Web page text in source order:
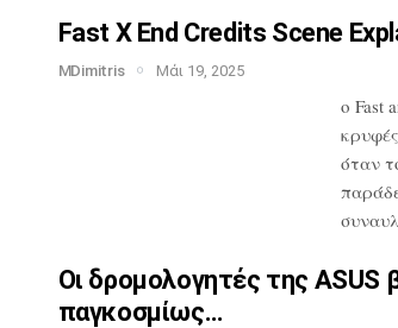
Fast X End Credits Scene
MDimitris Μάι 19, 2025
ο Fast
όταν
Οι δρομολογητές της ASUS
παγκοσμίως…